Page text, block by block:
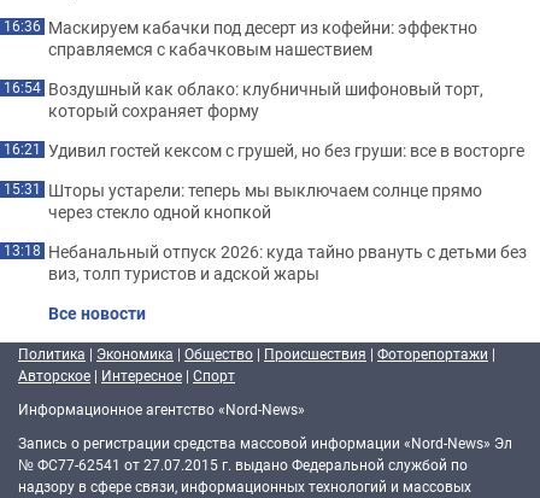
16:36 Маскируем кабачки под десерт из кофейни: эффектно
справляемся с кабачковым нашествием
16:54 Воздушный как облако: клубничный шифоновый торт,
который сохраняет форму
16:21 Удивил гостей кексом с грушей, но без груши: все в восторге
15:31 Шторы устарели: теперь мы выключаем солнце прямо
через стекло одной кнопкой
13:18 Небанальный отпуск 2026: куда тайно рвануть с детьми без
виз, толп туристов и адской жары
Все новости
Политика | Экономика | Общество | Происшествия | Фоторепортажи |
Авторское | Интересное | Спорт
Информационное агентство «Nord-News»
Запись о регистрации средства массовой информации «Nord-News» Эл
№ ФС77-62541 от 27.07.2015 г. выдано Федеральной службой по
надзору в сфере связи, информационных технологий и массовых